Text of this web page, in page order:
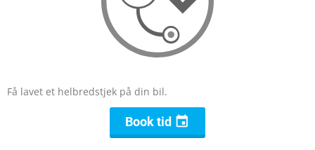
Få lavet et helbredstjek på din bil.
Book tid 